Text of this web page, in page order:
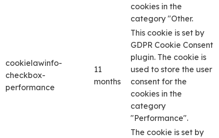
cookies in the
category "Other.
cookielawinfo-
checkbox-
performance
11
months
This cookie is set by
GDPR Cookie Consent
plugin. The cookie is
used to store the user
consent for the
cookies in the
category
"Performance".
The cookie is set by